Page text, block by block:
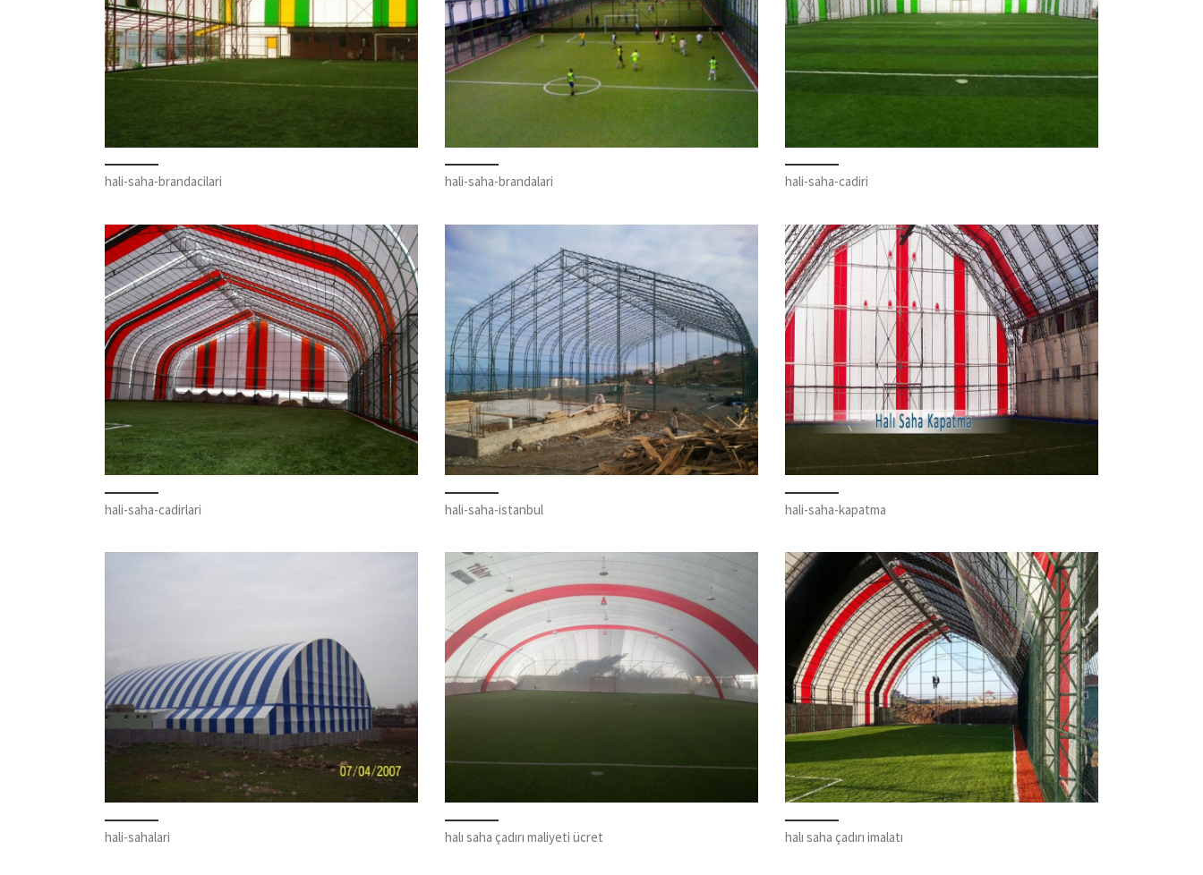
hali-saha-brandacilari hali-saha-brandalari hali-saha-cadiri
hali-saha-cadirlari hali-saha-istanbul hali-saha-kapatma
hali-sahalari halı saha çadırı maliyeti ücret halı saha çadırı imalatı